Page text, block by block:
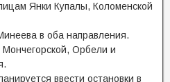
Янки Купалы, Коломенской
в оба направления.
Орбели и
ввести остановки в